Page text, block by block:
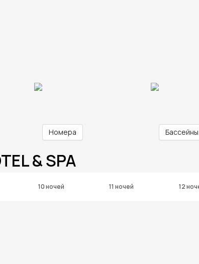
Номера Бассейны
& SPA
10 ночей 11 ночей 12